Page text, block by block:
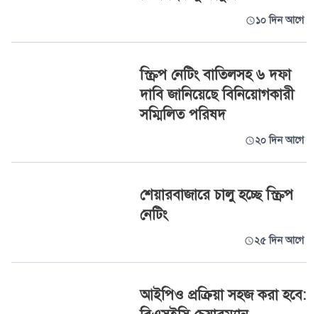
১০ দিন আগে
স্ক্রিপ নেটিং বাতিলসহ ৬ দফা
দাবি জানিয়েছে বিনিয়োগকারী
সম্মিলিত পরিষদ
২০ দিন আগে
শেয়ারবাজারে চালু হচ্ছে স্ক্রিপ
নেটিং
২৫ দিন আগে
আইপিও প্রক্রিয়া সহজ করা হবে: